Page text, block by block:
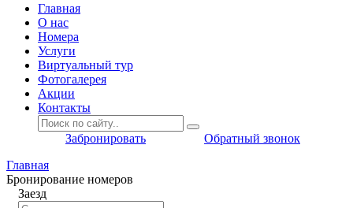
Главная
O нас
Номера
Услуги
Виртуальный тур
Фотогалерея
Акции
Контакты
Забронировать
Обратный звонок
Главная
Бронирование номеров
Заезд